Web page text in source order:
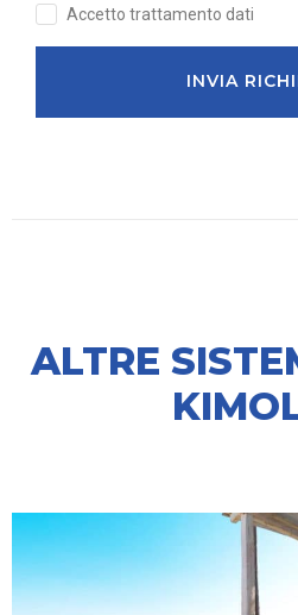
Accetto trattamento dati
INVIA
ALTRE